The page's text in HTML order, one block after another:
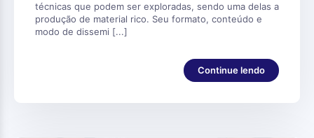
técnicas que podem ser exploradas, sendo uma delas a
produção de material rico. Seu formato, conteúdo e
modo de dissemi [...]
Continue lendo